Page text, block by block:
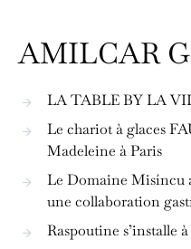
AMILCAR
LA TABLE BY LA
Le chariot à glaces
Madeleine à Paris
Le Domaine Misíncu
une collaboration
Raspoutine s’installe